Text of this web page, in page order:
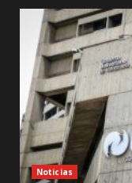
Noticias